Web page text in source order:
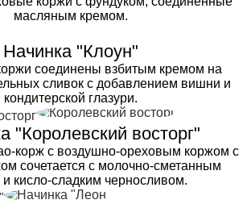
масляным кремом.
Начинка "Клоун"
соединены взбитым кремом на
сливок с добавлением вишни и
кондитерской глазури.
"Королевский восторг"
корж с воздушно-ореховым коржом с
сочетается с молочно-сметанным
кисло-сладким черносливом.